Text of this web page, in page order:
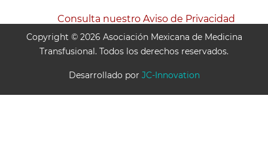
Consulta nuestro Aviso de Privacidad
Copyright © 2026 Asociación Mexicana de Medicina
Transfusional. Todos los derechos reservados.
Desarrollado por JC-Innovation